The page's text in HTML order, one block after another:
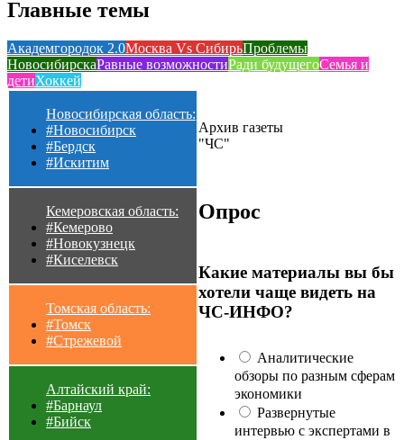
Главные темы
Академгородок 2.0Москва Vs СибирьПроблемы
НовосибирскаРавные возможностиРади будущегоСемья и
детиХоккей
Новосибирская область:
#Новосибирск
#Бердск
#Искитим
Кемеровская область:
#Кемерово
#Новокузнецк
#Киселевск
Томская область:
#Томск
#Стрежевой
Алтайский край:
#Барнаул
#Бийск
Архив газеты
"ЧС"
Опрос
Какие материалы вы бы
хотели чаще видеть на
ЧС-ИНФО?
Аналитические
обзоры по разным сферам
экономики
Развернутые
интервью с экспертами в